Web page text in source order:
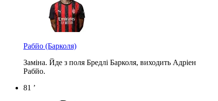
Рабйо (Барколя)
Заміна. Йде з поля Бредлі Барколя, виходить Адріен
Рабйо.
81 ’